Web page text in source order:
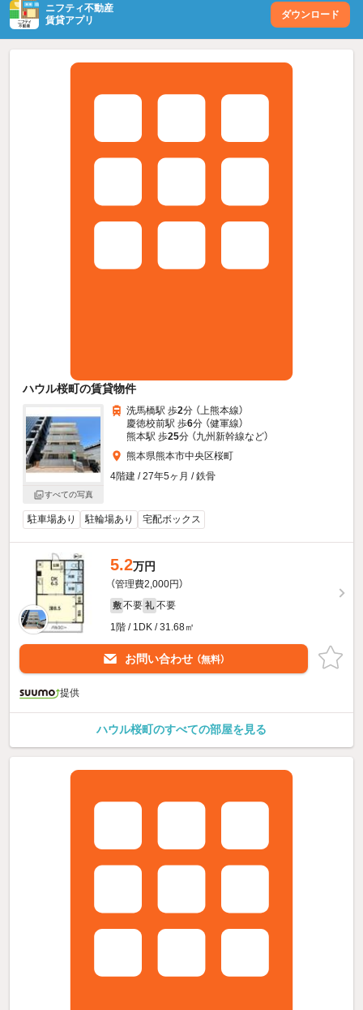
ニフティ不動産
賃貸アプリ
ダウンロード
ハウル桜町の賃貸物件
すべての写真
洗馬橋駅 歩2分 （上熊本線）
慶徳校前駅 歩6分 （健軍線）
熊本駅 歩25分 （九州新幹線など）
熊本県熊本市中央区桜町
4階建 / 27年5ヶ月 / 鉄骨
駐車場あり 駐輪場あり 宅配ボックス
5.2万円
（管理費2,000円）
敷 不要 礼 不要
1階 / 1DK / 31.68㎡
お問い合わせ （無料）
提供
ハウル桜町のすべての部屋を見る